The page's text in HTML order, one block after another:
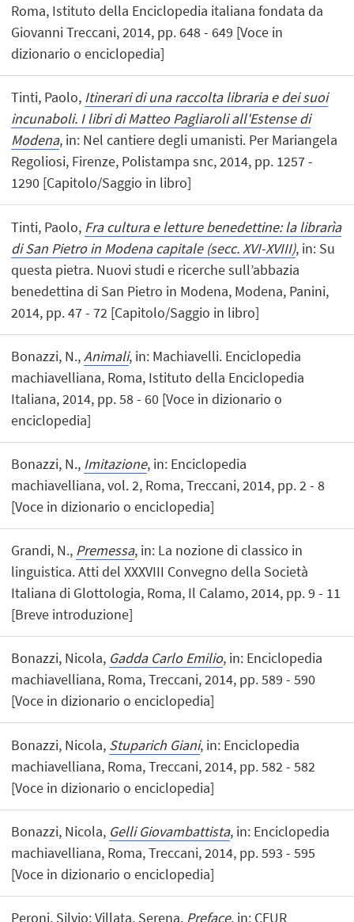
Roma, Istituto della Enciclopedia italiana fondata da
Giovanni Treccani, 2014, pp. 648 - 649 [Voce in
dizionario o enciclopedia]
Tinti, Paolo, Itinerari di una raccolta libraria e dei suoi
incunaboli. I libri di Matteo Pagliaroli all'Estense di
Modena, in: Nel cantiere degli umanisti. Per Mariangela
Regoliosi, Firenze, Polistampa snc, 2014, pp. 1257 -
1290 [Capitolo/Saggio in libro]
Tinti, Paolo, Fra cultura e letture benedettine: la librarìa
di San Pietro in Modena capitale (secc. XVI-XVIII), in: Su
questa pietra. Nuovi studi e ricerche sull’abbazia
benedettina di San Pietro in Modena, Modena, Panini,
2014, pp. 47 - 72 [Capitolo/Saggio in libro]
Bonazzi, N.,Animali, in: Machiavelli. Enciclopedia
machiavelliana, Roma, Istituto della Enciclopedia
Italiana, 2014, pp. 58 - 60 [Voce in dizionario o
enciclopedia]
Bonazzi, N., Imitazione, in: Enciclopedia
machiavelliana, vol. 2, Roma, Treccani, 2014, pp. 2 - 8
[Voce in dizionario o enciclopedia]
Grandi, N., Premessa, in: La nozione di classico in
linguistica. Atti del XXXVIII Convegno della Società
Italiana di Glottologia, Roma, Il Calamo, 2014, pp. 9 - 11
[Breve introduzione]
Bonazzi, Nicola, Gadda Carlo Emilio, in: Enciclopedia
machiavelliana, Roma, Treccani, 2014, pp. 589 - 590
[Voce in dizionario o enciclopedia]
Bonazzi, Nicola, Stuparich Giani, in: Enciclopedia
machiavelliana, Roma, Treccani, 2014, pp. 582 - 582
[Voce in dizionario o enciclopedia]
Bonazzi, Nicola, Gelli Giovambattista, in: Enciclopedia
machiavelliana, Roma, Treccani, 2014, pp. 593 - 595
[Voce in dizionario o enciclopedia]
Peroni, Silvio; Villata, Serena, Preface, in: CEUR